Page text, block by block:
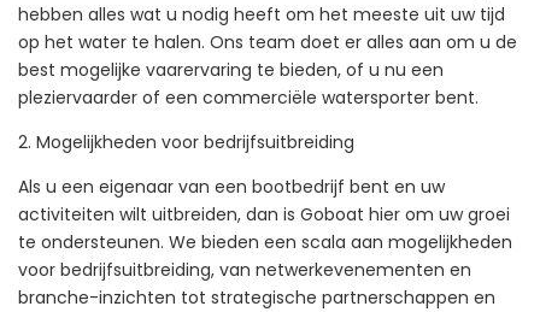
hebben alles wat u nodig heeft om het meeste uit uw tijd
op het water te halen. Ons team doet er alles aan om u de
best mogelijke vaarervaring te bieden, of u nu een
pleziervaarder of een commerciële watersporter bent.
2. Mogelijkheden voor bedrijfsuitbreiding
Als u een eigenaar van een bootbedrijf bent en uw
activiteiten wilt uitbreiden, dan is Goboat hier om uw groei
te ondersteunen. We bieden een scala aan mogelijkheden
voor bedrijfsuitbreiding, van netwerkevenementen en
branche-inzichten tot strategische partnerschappen en